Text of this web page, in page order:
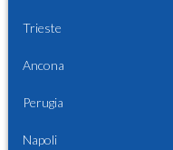
Trieste
Ancona
Perugia
Napoli